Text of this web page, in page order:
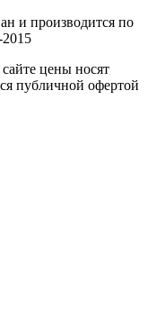
и производится по
цены носят
публичной офертой